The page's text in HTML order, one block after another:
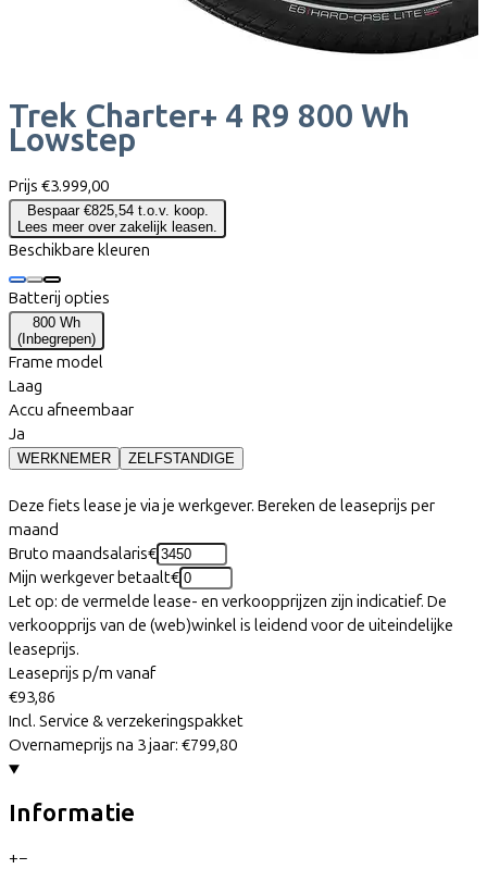
Trek Charter+ 4 R9 800 Wh
Lowstep
Prijs €3.999,00
Bespaar €825,54 t.o.v. koop.
Lees meer over zakelijk leasen.
Beschikbare kleuren
Batterij opties
800 Wh
( Inbegrepen)
Frame model
Laag
Accu afneembaar
Ja
WERKNEMER ZELFSTANDIGE
Deze fiets lease je via je werkgever. Bereken de leaseprijs per
maand
Bruto maandsalaris€
Mijn werkgever betaalt€
Let op: de vermelde lease- en verkoopprijzen zijn indicatief. De
verkoopprijs van de (web)winkel is leidend voor de uiteindelijke
leaseprijs.
Leaseprijs p/m vanaf
€93,86
Incl. Service & verzekeringspakket
Overnameprijs na 3 jaar: €799,80
Informatie
+−